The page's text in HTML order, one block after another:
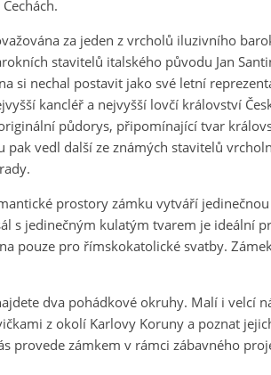
za jeden z vrcholů iluzivního
stavitelů italského původu Jan
si nechal postavit jako své letní
kancléř a nejvyšší lovčí království
půdorys, připomínající tvar
pak vedl další ze známých stavitelů
prostory zámku vytváří
s jedinečným kulatým tvarem je ideální
pouze pro římskokatolické svatby.
dva pohádkové okruhy. Malí i velcí
z okolí Karlovy Koruny a poznat
provede zámkem v rámci zábavného